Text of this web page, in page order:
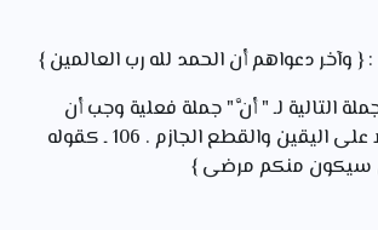
{ وآخر دعواهم أن الحمد لله رب العالمين }
التالية لـ " أنَّ " جملة فعلية وجب أن
يكون فعلها دالا على اليقين والقطع الجازم . 106 ـ كقوله
سيكون منكم مرضى }